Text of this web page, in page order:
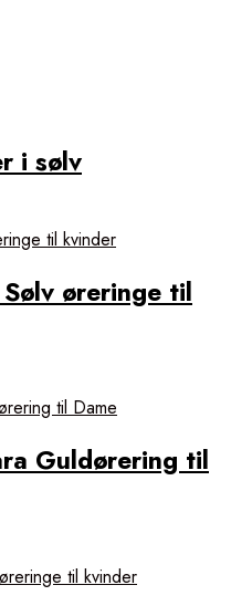
i sølv
øreringe til
Guldørering til